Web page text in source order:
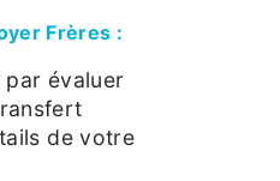
Frères :
par évaluer
de votre